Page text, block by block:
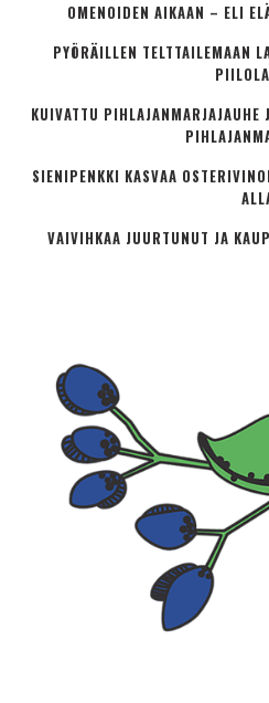
OMENOIDEN AIKAAN – ELI
PYÖRÄILLEN TELTTAILEMAAN
KUIVATTU
SIENIPENKKI KASVAA
VAIVIHKAA JUURTUNUT JA